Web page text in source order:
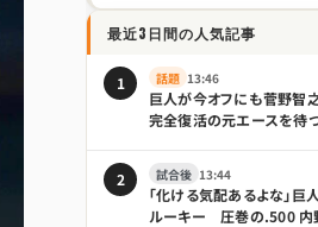
最近3日間の人気記事
1 話題 13:46
巨人が今オフにも菅野智
完全復活の元エースを待
2
試合後 13:44
「化ける気配あるよな」
ルーキー 圧巻の.500 内